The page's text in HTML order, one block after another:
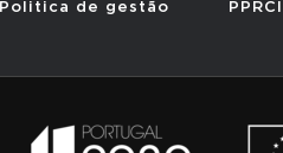
Politica de gestão